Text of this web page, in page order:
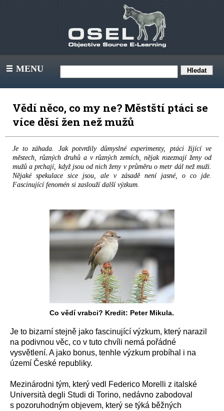
III MENU
Vědí něco, co my ne? Městští ptáci se
více děsí žen než mužů
Je to záhada. Jak potvrdily důmyslné experimenty, ptáci žijící ve
městech, různých druhů a v různých zemích, nějak rozeznají ženy od
mužů a prchají, když jsou od nich ženy v průměru o metr dál než muži.
Nějaké spekulace sice jsou, ale v zásadě není jasné, o co jde.
Fascinující fenomén si zaslouží další výzkum.
Co vědí vrabci? Kredit: Peter Mikula.
Je to bizarní stejně jako fascinující výzkum, který narazil
na podivnou věc, co v tuto chvíli nemá pořádné
vysvětlení. A jako bonus, tenhle výzkum probíhal i na
území České republiky.
Mezinárodni tým, který vedl Federico Morelli z italské
Università degli Studi di Torino, nedávno zabodoval
s pozoruhodným objevem, který se týká běžných